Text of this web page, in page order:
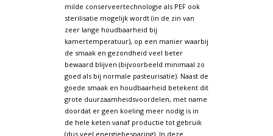
milde conserveertechnologie als PEF ook
sterilisatie mogelijk wordt (in de zin van
zeer lange houdbaarheid bij
kamertemperatuur), op een manier waarbij
de smaak en gezondheid veel beter
bewaard blijven (bijvoorbeeld minimaal zo
goed als bij normale pasteurisatie). Naast de
goede smaak en houdbaarheid betekent dit
grote duurzaamheidsvoordelen, met name
doordat er geen koeling meer nodig is in
de hele keten vanaf productie tot gebruik
(dus veel energiebesparing). In deze